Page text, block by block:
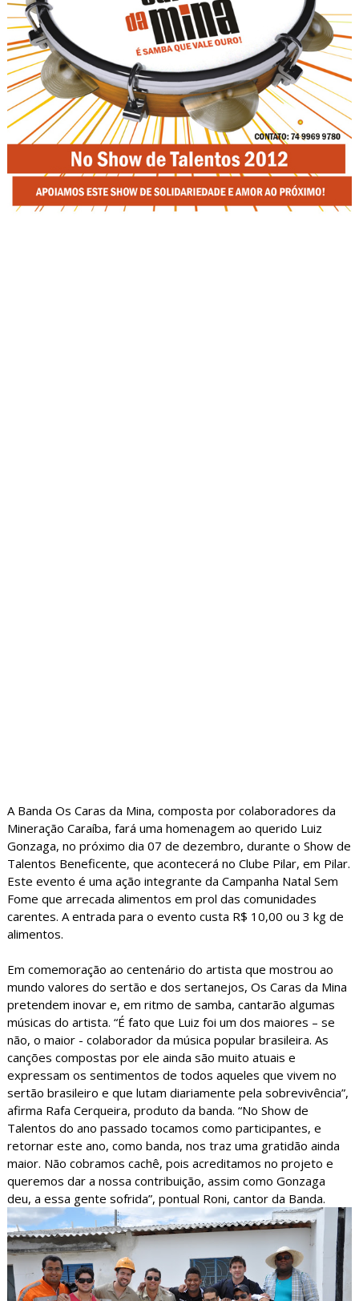
A Banda Os Caras da Mina, composta por colaboradores da
Mineração Caraíba, fará uma homenagem ao querido Luiz
Gonzaga, no próximo dia 07 de dezembro, durante o Show de
Talentos Beneficente, que acontecerá no Clube Pilar, em Pilar.
Este evento é uma ação integrante da Campanha Natal Sem
Fome que arrecada alimentos em prol das comunidades
carentes. A entrada para o evento custa R$ 10,00 ou 3 kg de
alimentos.
Em comemoração ao centenário do artista que mostrou ao
mundo valores do sertão e dos sertanejos, Os Caras da Mina
pretendem inovar e, em ritmo de samba, cantarão algumas
músicas do artista. “É fato que Luiz foi um dos maiores – se
não, o maior - colaborador da música popular brasileira. As
canções compostas por ele ainda são muito atuais e
expressam os sentimentos de todos aqueles que vivem no
sertão brasileiro e que lutam diariamente pela sobrevivência”,
afirma Rafa Cerqueira, produto da banda. “No Show de
Talentos do ano passado tocamos como participantes, e
retornar este ano, como banda, nos traz uma gratidão ainda
maior. Não cobramos cachê, pois acreditamos no projeto e
queremos dar a nossa contribuição, assim como Gonzaga
deu, a essa gente sofrida”, pontual Roni, cantor da Banda.